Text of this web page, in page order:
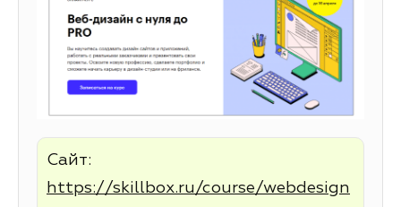
Сайт:
https://skillbox.ru/course/webdesign